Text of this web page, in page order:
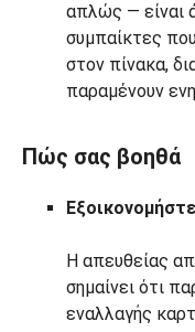
απλώς — είναι
συμπαίκτες
στον πίνακα,
παραμένουν
Πώς σας βοηθά
Η απευθείας
σημαίνει ότι
εναλλαγής